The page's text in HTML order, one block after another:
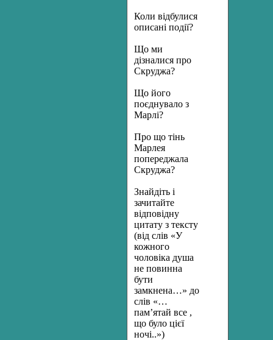
Коли відбулися
описані події?
Що ми
дізналися про
Скруджа?
Що його
поєднувало з
Марлі?
Про що тінь
Марлея
попереджала
Скруджа?
Знайдіть і
зачитайте
відповідну
цитату з тексту
(від слів «У
кожного
чоловіка душа
не повинна
бути
замкнена…» до
слів «…
пам’ятай все ,
що було цієї
ночі..»)